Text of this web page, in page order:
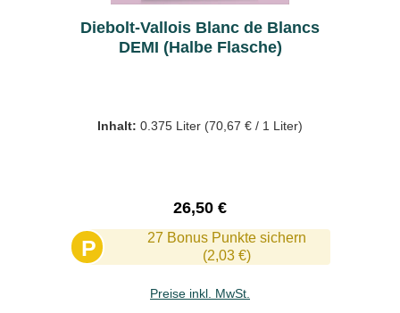
Diebolt-Vallois Blanc de Blancs
DEMI (Halbe Flasche)
Inhalt: 0.375 Liter (70,67 € / 1 Liter)
Regulärer Preis:
26,50 €
P
27 Bonus Punkte sichern
(2,03 €)
Preise inkl. MwSt.